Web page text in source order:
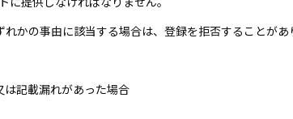
かの事由に該当する場合は、登録を拒否することがあ
記載漏れがあった場合